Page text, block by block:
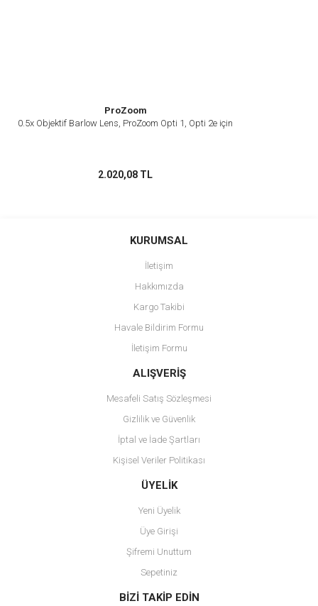
ProZoom
0.5x Objektif Barlow Lens, ProZoom Opti 1, Opti 2e için
2.020,08 TL
KURUMSAL
İletişim
Hakkımızda
Kargo Takibi
Havale Bildirim Formu
İletişim Formu
ALIŞVERİŞ
Mesafeli Satış Sözleşmesi
Gizlilik ve Güvenlik
İptal ve İade Şartları
Kişisel Veriler Politikası
ÜYELİK
Yeni Üyelik
Üye Girişi
Şifremi Unuttum
Sepetiniz
BİZİ TAKİP EDİN